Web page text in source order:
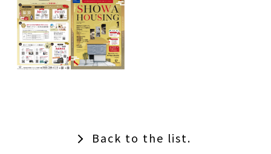
Back to the list.